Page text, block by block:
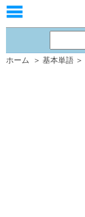
ホーム ＞ 基本単語 ＞